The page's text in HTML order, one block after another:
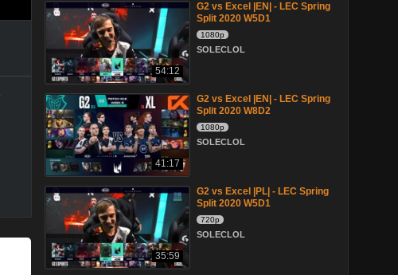
54:12
G2 vs Excel |EN| - LEC Spring
Split 2020 W5D1
1080p
SOLECLOL
41:17
G2 vs Excel |EN| - LEC Spring
Split 2020 W8D2
1080p
SOLECLOL
35:59
G2 vs Excel |PL| - LEC Spring
Split 2020 W5D1
720p
SOLECLOL